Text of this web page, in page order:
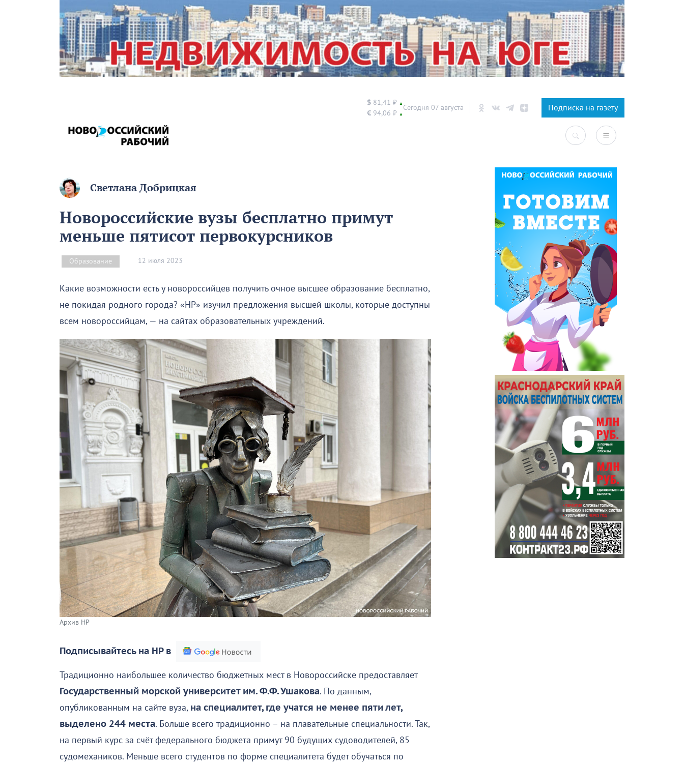
$ 81,41 ₽ ▲
€ 94,06 ₽ ▲
Сегодня 07 августа Подписка на газету
Светлана Добрицкая
Новороссийские вузы бесплатно примут
меньше пятисот первокурсников
Образование 12 июля 2023
Какие возможности есть у новороссийцев получить очное высшее образование бесплатно,
не покидая родного города? «НР» изучил предложения высшей школы, которые доступны
всем новороссийцам, — на сайтах образовательных учреждений.
Архив НР
Подписывайтесь на НР в
Традиционно наибольшее количество бюджетных мест в Новороссийске предоставляет
Государственный морской университет им. Ф.Ф. Ушакова. По данным,
опубликованным на сайте вуза, на специалитет, где учатся не менее пяти лет,
выделено 244 места. Больше всего традиционно – на плавательные специальности. Так,
на первый курс за счёт федерального бюджета примут 90 будущих судоводителей, 85
судомехаников. Меньше всего студентов по форме специалитета будет обучаться по